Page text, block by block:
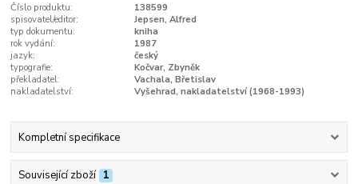
Číslo produktu:
138599
spisovatel/editor:
Jepsen, Alfred
typ dokumentu:
kniha
rok vydání:
1987
jazyk:
český
typografie:
Kočvar, Zbyněk
překladatel:
Vachala, Břetislav
nakladatelství:
Vyšehrad, nakladatelství (1968-1993)
Kompletní specifikace
Související zboží 1